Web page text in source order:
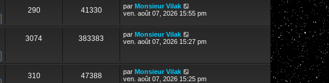
290 41330 par Monsieur Vilak
ven. août 07, 2026 15:55 pm
3074 383383 par Monsieur Vilak
ven. août 07, 2026 15:27 pm
310 47388 par Monsieur Vilak
ven. août 07, 2026 15:25 pm